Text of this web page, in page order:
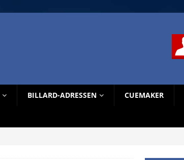
BILLARD-ADRESSEN CUEMAKER